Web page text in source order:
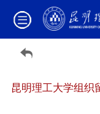
昆明理工大学组织